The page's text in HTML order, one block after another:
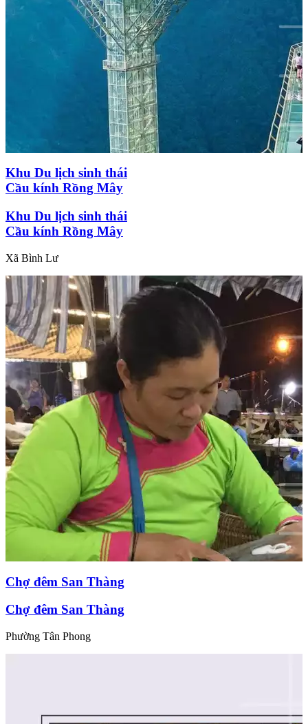
Khu Du lịch sinh thái
Cầu kính Rồng Mây
Khu Du lịch sinh thái
Cầu kính Rồng Mây
Xã Bình Lư
Chợ đêm San Thàng
Chợ đêm San Thàng
Phường Tân Phong